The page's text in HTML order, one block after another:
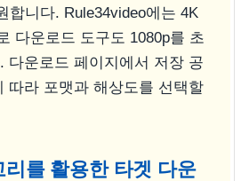
합니다. Rule34video에는 4K
다운로드 도구도 1080p를 초
다운로드 페이지에서 저장 공
따라 포맷과 해상도를 선택할
리를 활용한 타겟 다운